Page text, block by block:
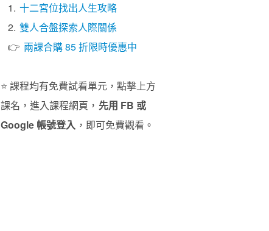
1. 十二宮位找出人生攻略
2. 雙人合盤探索人際關係
👉 兩課合購 85 折限時優惠中
⭐️ 課程均有免費試看單元，點擊上方
課名，進入課程網頁， 先用 FB 或
Google 帳號登入 ，即可免費觀看。